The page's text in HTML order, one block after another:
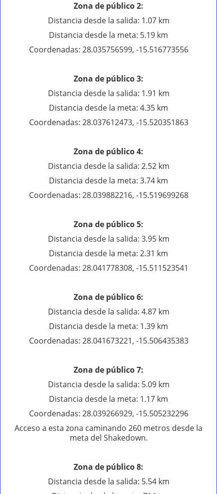
Zona de público 2:
Distancia desde la salida: 1.07 km
Distancia desde la meta: 5.19 km
Coordenadas: 28.035756599, -15.516773556
Zona de público 3:
Distancia desde la salida: 1.91 km
Distancia desde la meta: 4.35 km
Coordenadas: 28.037612473, -15.520351863
Zona de público 4:
Distancia desde la salida: 2.52 km
Distancia desde la meta: 3.74 km
Coordenadas: 28.039882216, -15.519699268
Zona de público 5:
Distancia desde la salida: 3.95 km
Distancia desde la meta: 2.31 km
Coordenadas: 28.041778308, -15.511523541
Zona de público 6:
Distancia desde la salida: 4.87 km
Distancia desde la meta: 1.39 km
Coordenadas: 28.041673221, -15.506435383
Zona de público 7:
Distancia desde la salida: 5.09 km
Distancia desde la meta: 1.17 km
Coordenadas: 28.039266929, -15.505232296
Acceso a esta zona caminando 260 metros desde la
meta del Shakedown.
Zona de público 8:
Distancia desde la salida: 5.54 km